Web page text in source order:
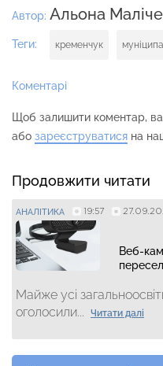
Автор: Альона
Теги: кременчук
Коментарі
Щоб залишити коментар,
або зареєструватися на
Продовжити читати
АНАЛІТИКА 19:57
Веб-
Майже усі
оголосили...
Читати далі